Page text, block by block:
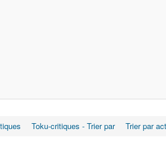
Toku-critiques - Trier par Trier par